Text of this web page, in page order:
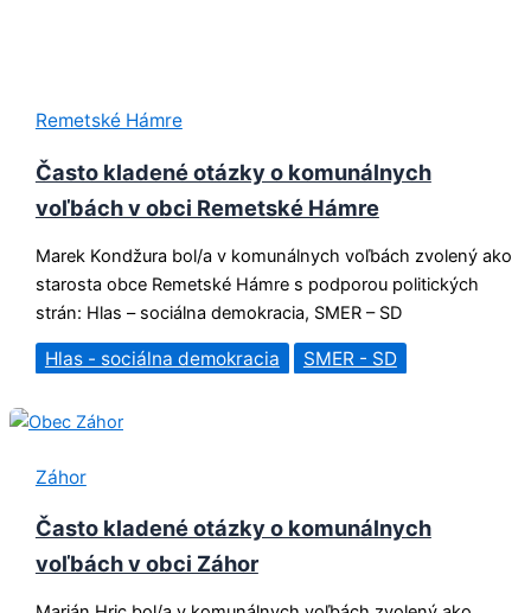
Remetské Hámre
Často kladené otázky o komunálnych
voľbách v obci Remetské Hámre
Marek Kondžura bol/a v komunálnych voľbách zvolený ako
starosta obce Remetské Hámre s podporou politických
strán: Hlas – sociálna demokracia, SMER – SD
Hlas - sociálna demokracia SMER - SD
Záhor
Často kladené otázky o komunálnych
voľbách v obci Záhor